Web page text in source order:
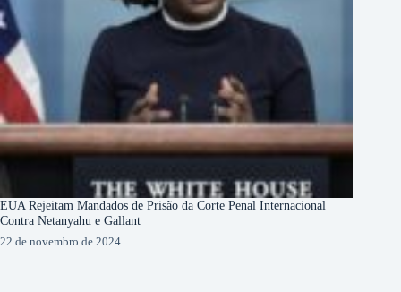
EUA Rejeitam Mandados de Prisão da Corte Penal Internacional
Contra Netanyahu e Gallant
22 de novembro de 2024